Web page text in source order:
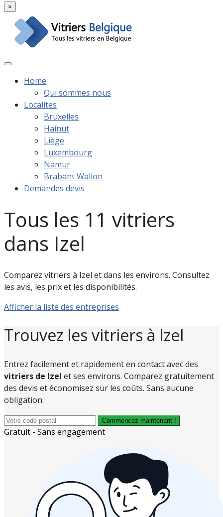
×
Home
Qui sommes nous
Localites
Bruxelles
Hainut
Liège
Luxembourg
Namur
Brabant Wallon
Demandes devis
Tous les 11 vitriers
dans Izel
Comparez vitriers à Izel et dans les environs. Consultez
les avis, les prix et les disponibilités.
Afficher la liste des entreprises
Trouvez les vitriers à Izel
Entrez facilement et rapidement en contact avec des
vitriers de Izel et ses environs. Comparez gratuitement
des devis et économisez sur les coûts. Sans aucune
obligation.
Commencez maintenant !
Gratuit - Sans engagement